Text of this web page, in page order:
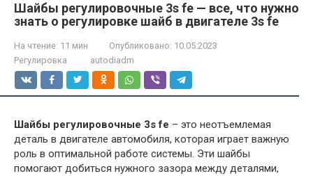
Шайбы регулировочные 3s fe — все, что нужно
знать о регулировке шайб в двигателе 3s fe
На чтение: 11 мин Опубликовано: 10.05.2023
Регулировка
autodiadm
Шайбы регулировочные 3s fe – это неотъемлемая
деталь в двигателе автомобиля, которая играет важную
роль в оптимальной работе системы. Эти шайбы
помогают добиться нужного зазора между деталями,